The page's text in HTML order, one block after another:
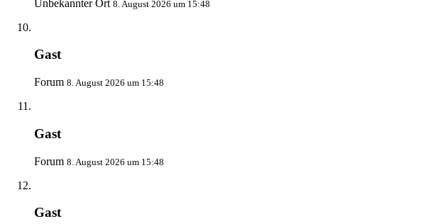
Unbekannter Ort 8. August 2026 um 15:48
Gast
Forum 8. August 2026 um 15:48
Gast
Forum 8. August 2026 um 15:48
Gast